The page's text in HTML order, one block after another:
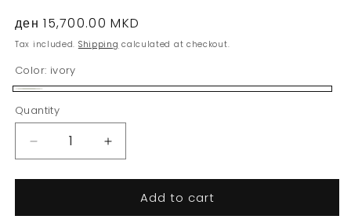
Regular
price
ден 15,700.00 MKD
Tax included. Shipping calculated at checkout.
Color: ivory
Quantity
Decrease
quantity
for
-
Increase
quantity
for
-
Add to cart